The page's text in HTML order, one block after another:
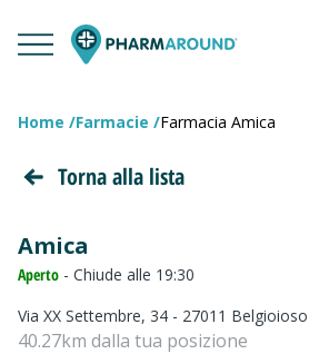
Home Farmacie Farmacia Amica
Torna alla lista
Amica
Aperto - Chiude alle 19:30
Via XX Settembre, 34 - 27011 Belgioioso
40.27km dalla tua posizione